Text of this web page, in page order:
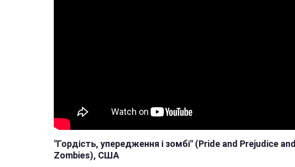
"Гордість, упередження і зомбі" (Pride and Prejudice and
Zombies), США